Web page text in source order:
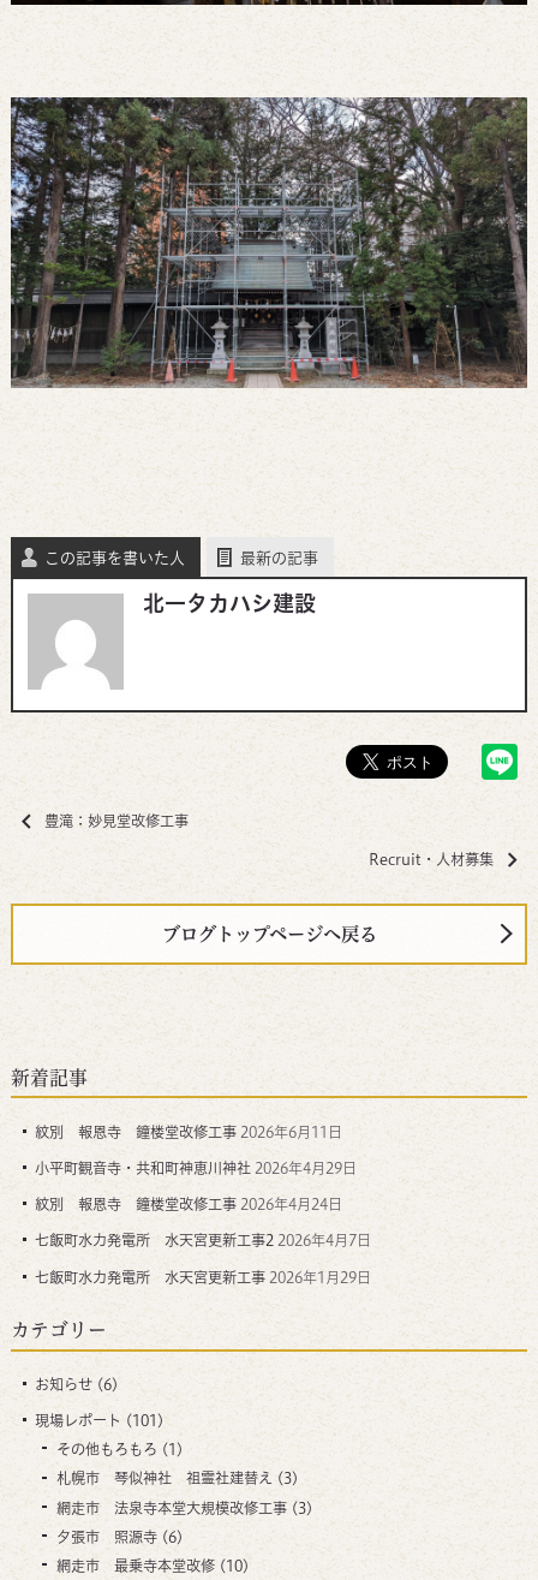
この記事を書いた人 最新の記事
北一タカハシ建設
豊滝：妙見堂改修工事
Recruit・人材募集
ブログトップページへ戻る
新着記事
紋別 報恩寺 鐘楼堂改修工事 2026年6月11日
小平町観音寺・共和町神恵川神社 2026年4月29日
紋別 報恩寺 鐘楼堂改修工事 2026年4月24日
七飯町水力発電所 水天宮更新工事2 2026年4月7日
七飯町水力発電所 水天宮更新工事 2026年1月29日
カテゴリー
お知らせ(6)
現場レポート (101)
その他もろもろ (1)
札幌市 琴似神社 祖霊社建替え (3)
網走市 法泉寺本堂大規模改修工事 (3)
夕張市 照源寺 (6)
網走市 最乗寺本堂改修 (10)